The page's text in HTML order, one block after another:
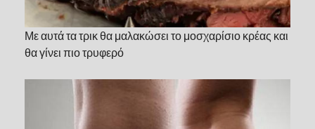
Με αυτά τα τρικ θα μαλακώσει το μοσχαρίσιο κρέας και
θα γίνει πιο τρυφερό